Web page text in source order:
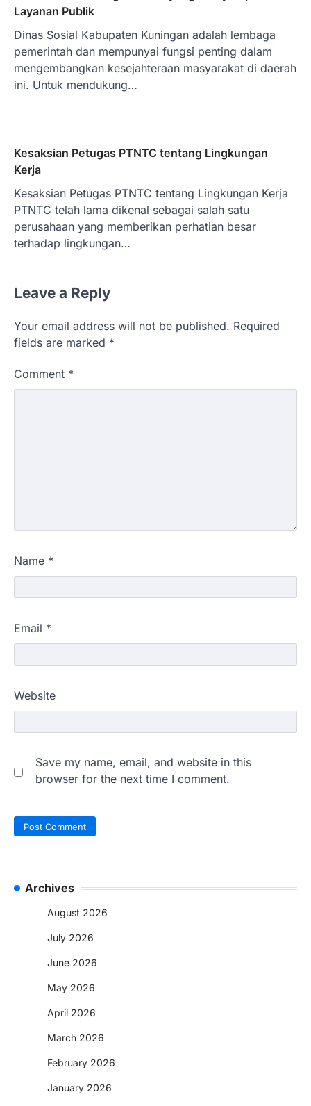
Layanan Publik
Dinas Sosial Kabupaten Kuningan adalah lembaga
pemerintah dan mempunyai fungsi penting dalam
mengembangkan kesejahteraan masyarakat di daerah
ini. Untuk mendukung…
Kesaksian Petugas PTNTC tentang Lingkungan
Kerja
Kesaksian Petugas PTNTC tentang Lingkungan Kerja
PTNTC telah lama dikenal sebagai salah satu
perusahaan yang memberikan perhatian besar
terhadap lingkungan…
Leave a Reply
Your email address will not be published. Required
fields are marked *
Comment *
Name *
Email *
Website
Save my name, email, and website in this
browser for the next time I comment.
Archives
August 2026
July 2026
June 2026
May 2026
April 2026
March 2026
February 2026
January 2026